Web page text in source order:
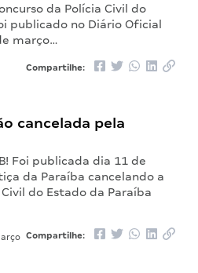
da Polícia Civil do
publicado no Diário Oficial
março…
Compartilhe:
cancelada pela
Foi publicada dia 11 de
da Paraíba cancelando a
do Estado da Paraíba
Compartilhe: